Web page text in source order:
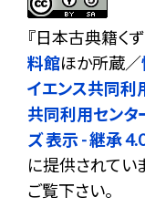
『日本古典籍く
料館ほか所蔵／
イエンス共同利
共同利用センタ
ズ 表示 - 継承
に提供されてい
ご覧下さい。